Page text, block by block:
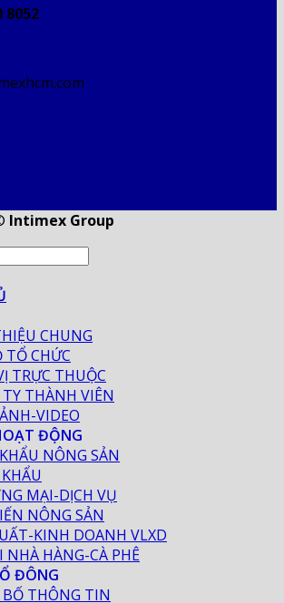
8052
Intimex Group
CHUNG
TỔ CHỨC
TRỰC THUỘC
THÀNH VIÊN
VIDEO
ĐỘNG
NÔNG SẢN
MẠI-DỊCH VỤ
NÔNG SẢN
KINH DOANH VLXD
NHÀ HÀNG-CÀ PHÊ
ĐÔNG
BỐ THÔNG TIN